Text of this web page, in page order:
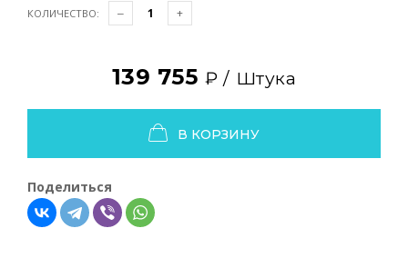
КОЛИЧЕСТВО:
139 755 ₽ / Штука
В КОРЗИНУ
Поделиться